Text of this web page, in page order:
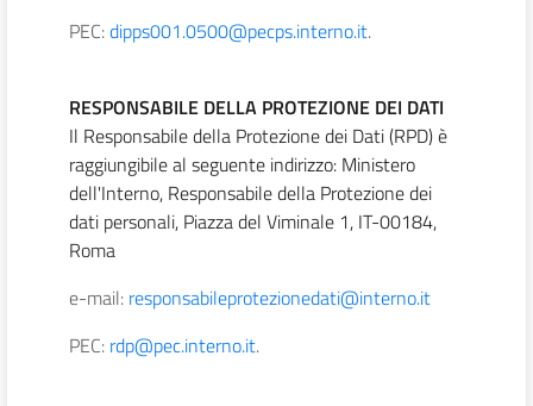
PEC:dipps001.0500@pecps.interno.it.
RESPONSABILE DELLA PROTEZIONE DEI DATI
Il Responsabile della Protezione dei Dati (RPD) è
raggiungibile al seguente indirizzo: Ministero
dell'Interno, Responsabile della Protezione dei
dati personali, Piazza del Viminale 1, IT-00184,
Roma
e-mail: responsabileprotezionedati@interno.it
PEC: rdp@pec.interno.it.